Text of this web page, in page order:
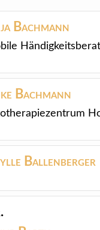
Bachmann
Bachmann
Ballenberger